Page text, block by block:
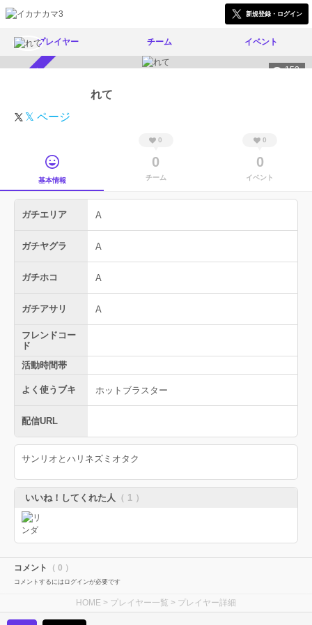
新規登録・ログイン
プレイヤー チーム イベント
152
れて
𝕏 ページ
基本情報
0
0
チーム
0
0
イベント
ガチエリア A
ガチヤグラ A
ガチホコ A
ガチアサリ A
フレンドコー
ド
活動時間帯
よく使うブキ ホットブラスター
配信URL
サンリオとハリネズミオタク
いいね！してくれた人 （ 1 ）
コメント （ 0 ）
コメントするにはログインが必要です
HOME > プレイヤー一覧 > プレイヤー詳細